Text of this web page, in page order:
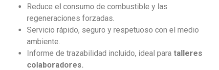
Reduce el consumo de combustible y las
regeneraciones forzadas.
Servicio rápido, seguro y respetuoso con el medio
ambiente.
Informe de trazabilidad incluido, ideal para talleres
colaboradores.